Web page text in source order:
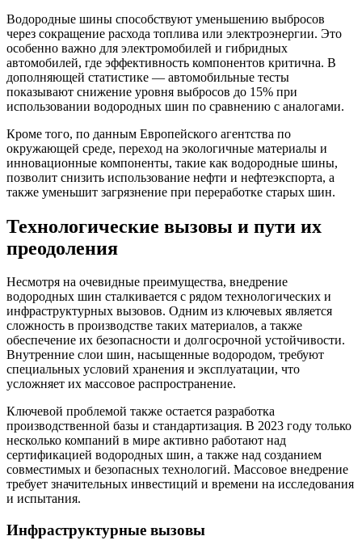
Водородные шины способствуют уменьшению выбросов
через сокращение расхода топлива или электроэнергии. Это
особенно важно для электромобилей и гибридных
автомобилей, где эффективность компонентов критична. В
дополняющей статистике — автомобильные тесты
показывают снижение уровня выбросов до 15% при
использовании водородных шин по сравнению с аналогами.
Кроме того, по данным Европейского агентства по
окружающей среде, переход на экологичные материалы и
инновационные компоненты, такие как водородные шины,
позволит снизить использование нефти и нефтеэкспорта, а
также уменьшит загрязнение при переработке старых шин.
Технологические вызовы и пути их
преодоления
Несмотря на очевидные преимущества, внедрение
водородных шин сталкивается с рядом технологических и
инфраструктурных вызовов. Одним из ключевых является
сложность в производстве таких материалов, а также
обеспечение их безопасности и долгосрочной устойчивости.
Внутренние слои шин, насыщенные водородом, требуют
специальных условий хранения и эксплуатации, что
усложняет их массовое распространение.
Ключевой проблемой также остается разработка
производственной базы и стандартизация. В 2023 году только
несколько компаний в мире активно работают над
сертификацией водородных шин, а также над созданием
совместимых и безопасных технологий. Массовое внедрение
требует значительных инвестиций и времени на исследования
и испытания.
Инфраструктурные вызовы